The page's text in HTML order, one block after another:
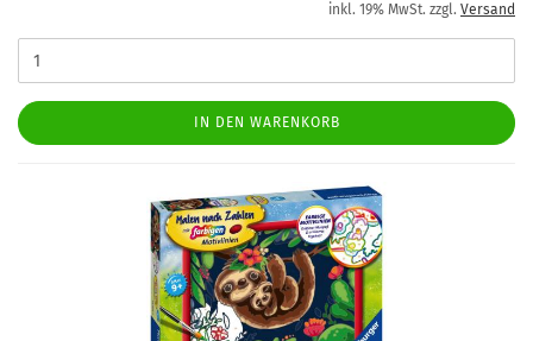
inkl. 19% MwSt. zzgl. Versand
IN DEN WARENKORB